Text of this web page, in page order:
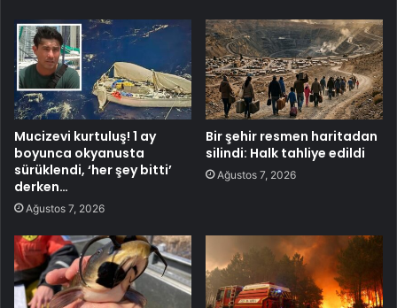
Mucizevi kurtuluş! 1 ay
boyunca okyanusta
sürüklendi, ‘her şey bitti’
derken…
Ağustos 7, 2026
Bir şehir resmen haritadan
silindi: Halk tahliye edildi
Ağustos 7, 2026